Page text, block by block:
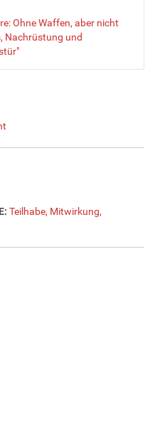
Ohne Waffen, aber nicht
Nachrüstung und
Teilhabe, Mitwirkung,